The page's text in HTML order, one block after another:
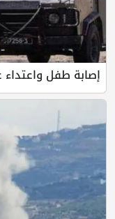
إصابة طفل